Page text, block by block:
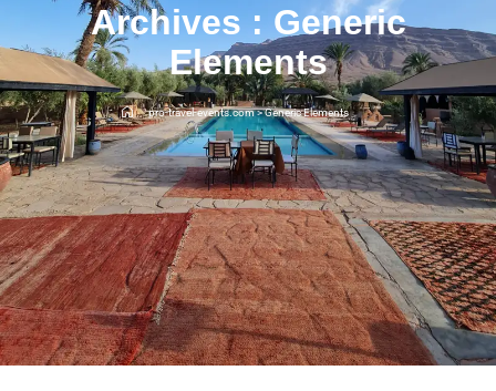
Archives : Generic
Elements
pro-travel-events.com>Generic Elements